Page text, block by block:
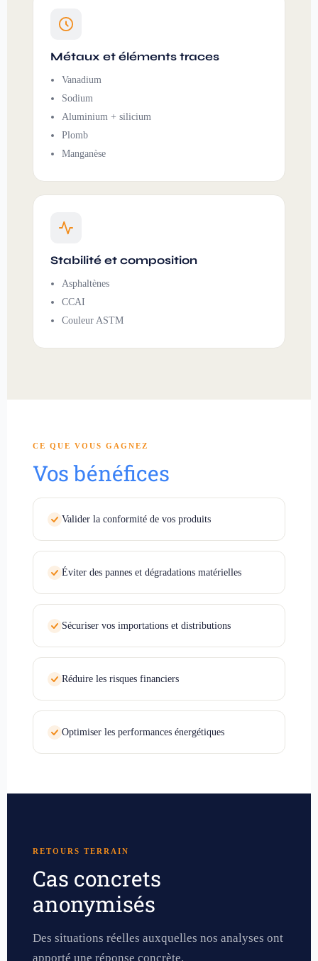
Métaux et éléments traces
Vanadium
Sodium
Aluminium + silicium
Plomb
Manganèse
Stabilité et composition
Asphaltènes
CCAI
Couleur ASTM
CE QUE VOUS GAGNEZ
Vos bénéfices
Valider la conformité de vos produits
Éviter des pannes et dégradations matérielles
Sécuriser vos importations et distributions
Réduire les risques financiers
Optimiser les performances énergétiques
RETOURS TERRAIN
Cas concrets
anonymisés
Des situations réelles auxquelles nos analyses ont
apporté une réponse concrète.